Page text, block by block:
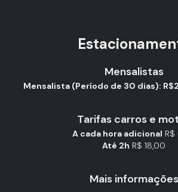
Mensalistas
Mensalista (Período de 30 dias):
Tarifas carros e
A cada hora adicional
Até 2h R$ 18,00
Mais informações